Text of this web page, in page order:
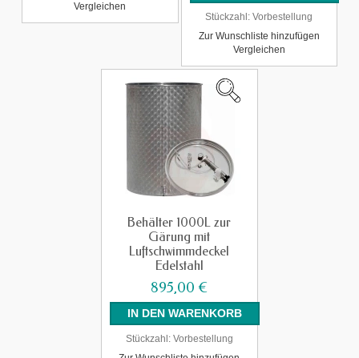
Vergleichen
Stückzahl: Vorbestellung
Zur Wunschliste hinzufügen
Vergleichen
Behälter 1000L zur
Gärung mit
Luftschwimmdeckel
Edelstahl
895,00 €
Stückzahl: Vorbestellung